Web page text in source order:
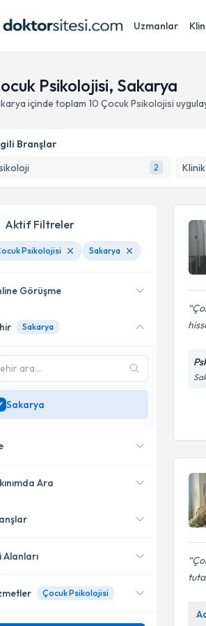
Uzmanlar
Psikolojisi, Sakarya
içinde toplam 10 Çocuk Psikolojisi
Branşlar
2
Aktif Filtreler
Psikolojisi Sakarya
Görüşme
danışmanlık sunan
Sakarya
uzman ara
Sakarya
Sakarya
Adapazarı
Serdivan
Ara
yakın uzmanları
Psikoloji
Alanları
Çocuk Psikolojisi